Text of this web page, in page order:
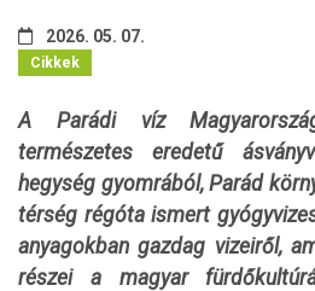
2026. 05. 07.
Cikkek
A Parádi víz
természetes eredetű
hegység gyomrából, Parád
térség régóta ismert
anyagokban gazdag vizeiről,
részei a magyar